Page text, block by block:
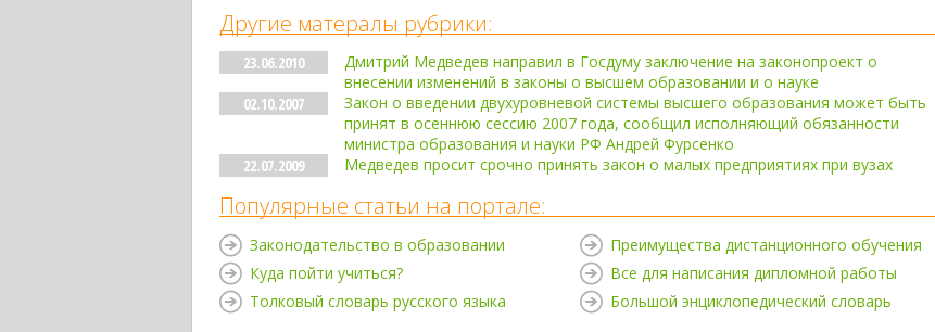
Другие матералы рубрики:
23.06.2010
Дмитрий Медведев направил в Госдуму заключение на законопроект о
внесении изменений в законы о высшем образовании и о науке
02.10.2007
Закон о введении двухуровневой системы высшего образования может быть
принят в осеннюю сессию 2007 года, сообщил исполняющий обязанности
министра образования и науки РФ Андрей Фурсенко
22.07.2009
Медведев просит срочно принять закон о малых предприятиях при вузах
Популярные статьи на портале:
Законодательство в образовании
Куда пойти учиться?
Толковый словарь русского языка
Преимущества дистанционного обучения
Все для написания дипломной работы
Большой энциклопедический словарь